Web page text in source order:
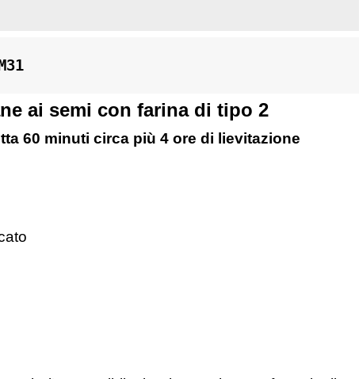
ai semi con farina di tipo 2
60 minuti circa più 4 ore di lievitazione